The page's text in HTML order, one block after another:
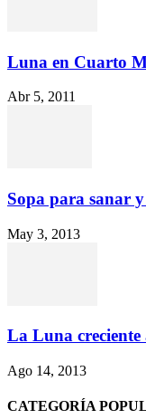
Luna en Cuarto
Abr 5, 2011
Sopa para sanar
May 3, 2013
La Luna creciente
Ago 14, 2013
CATEGORÍA